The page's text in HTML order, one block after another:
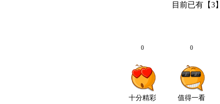
目前已有【3
0
十分精彩
0
值得一看